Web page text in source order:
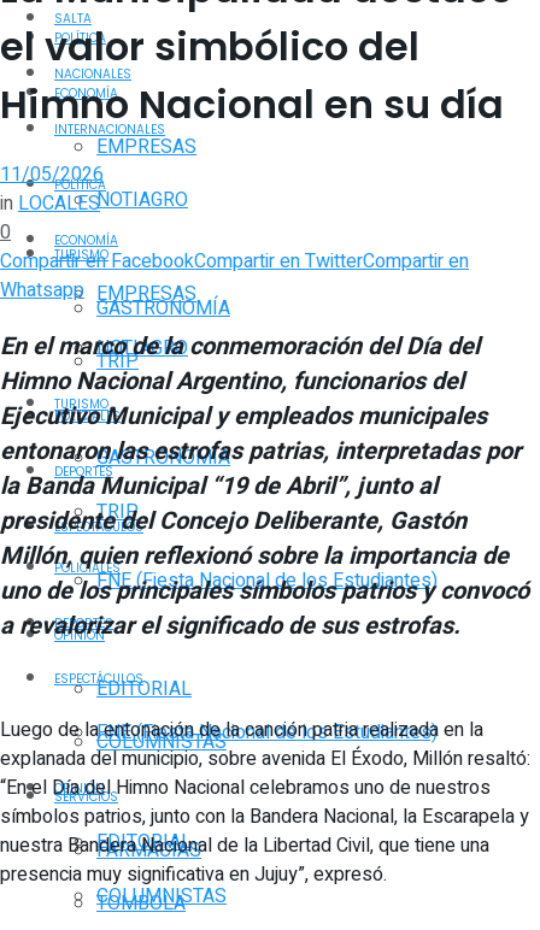
POLÍTICA
ECONOMÍA
EMPRESAS
NOTIAGRO
TURISMO
GASTRONOMÍA
TRIP
POLICIALES
DEPORTES
ESPECTÁCULOS
FNE (Fiesta Nacional de los Estudiantes)
OPINIÓN
EDITORIAL
COLUMNISTAS
SERVICIOS
FARMACIAS
TOMBOLA
SALTA
NACIONALES
INTERNACIONALES
POLÍTICA
ECONOMÍA
EMPRESAS
NOTIAGRO
TURISMO
GASTRONOMÍA
TRIP
POLICIALES
DEPORTES
ESPECTÁCULOS
FNE (Fiesta Nacional de los Estudiantes)
OPINIÓN
EDITORIAL
COLUMNISTAS
el valor simbólico del
Himno Nacional en su día
11/05/2026
inLOCALES
0
Compartir en FacebookCompartir en TwitterCompartir en
Whatsapp
En el marco de la conmemoración del Día del
Himno Nacional Argentino, funcionarios del
Ejecutivo Municipal y empleados municipales
entonaron las estrofas patrias, interpretadas por
la Banda Municipal “19 de Abril”, junto al
presidente del Concejo Deliberante, Gastón
Millón, quien reflexionó sobre la importancia de
uno de los principales símbolos patrios y convocó
a revalorizar el significado de sus estrofas.
Luego de la entonación de la canción patria realizada en la
explanada del municipio, sobre avenida El Éxodo, Millón resaltó:
“En el Día del Himno Nacional celebramos uno de nuestros
símbolos patrios, junto con la Bandera Nacional, la Escarapela y
nuestra Bandera Nacional de la Libertad Civil, que tiene una
presencia muy significativa en Jujuy”, expresó.